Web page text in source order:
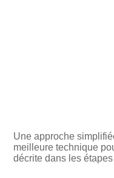
Une approche
meilleure technique
décrite dans les